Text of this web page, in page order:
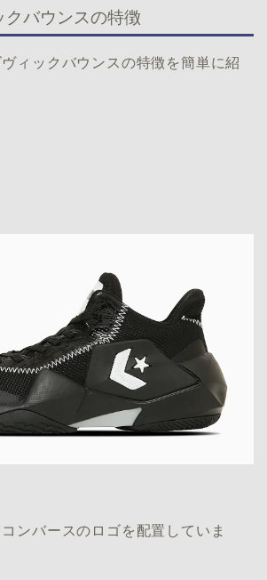
クバウンスの特徴
ィックバウンスの特徴を簡単に紹
ンバースのロゴを配置していま